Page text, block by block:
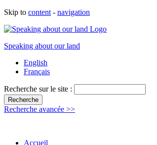
Skip to content - navigation
Speaking about our land
English
Français
Recherche sur le site :
Recherche avancée >>
Accueil